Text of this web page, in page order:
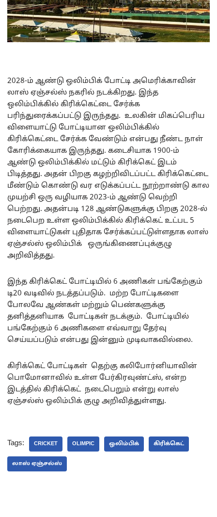
2028-ம் ஆண்டு ஒலிம்பிக் போட்டி அமெரிக்காவின்
லாஸ் ஏஞ்சல்ஸ் நகரில் நடக்கிறது. இந்த
ஒலிம்பிக்கில் கிரிக்கெட்டை சேர்க்க
பரிந்துரைக்கப்பட்டு இருந்தது. உலகின் மிகப்பெரிய
விளையாட்டு போட்டியான ஒலிம்பிக்கில்
கிரிக்கெட்டை சேர்க்க வேண்டும் என்பது நீண்ட நாள்
கோரிக்கையாக இருந்தது. கடைசியாக 1900-ம்
ஆண்டு ஒலிம்பிக்கில் மட்டும் கிரிக்கெட் இடம்
பிடித்தது. அதன் பிறகு கழற்றிவிடப்பட்ட கிரிக்கெட்டை
மீண்டும் கொண்டு வர எடுக்கப்பட்ட நூற்றாண்டு கால
முயற்சி ஒரு வழியாக 2023-ம் ஆண்டு வெற்றி
பெற்றது. அதன்படி 128 ஆண்டுகளுக்கு பிறகு 2028-ல்
நடைபெற உள்ள ஒலிம்பிக்கில் கிரிக்கெட் உட்பட 5
விளையாட்டுகள் புதிதாக சேர்க்கப்பட்டுள்ளதாக லாஸ்
ஏஞ்சல்ஸ் ஒலிம்பிக் ஒருங்கிணைப்புக்குழு
அறிவித்தது.
இந்த கிரிக்கெட் போட்டியில் 6 அணிகள் பங்கேற்கும்
டி20 வடிவில் நடத்தப்படும். மற்ற போட்டிகளை
போலவே ஆண்கள் மற்றும் பெண்களுக்கு
தனித்தனியாக போட்டிகள் நடக்கும். போட்டியில்
பங்கேற்கும் 6 அணிகளை எவ்வாறு தேர்வு
செய்யப்படும் என்பது இன்னும் முடிவாகவில்லை.
கிரிக்கெட் போட்டிகள் தெற்கு கலிபோர்னியாவின்
பொமோனாவில் உள்ள பேர்கிரவுண்ட்ஸ், என்ற
இடத்தில் கிரிக்கெட் நடைபெறும் என்று லாஸ்
ஏஞ்சல்ஸ் ஒலிம்பிக் குழு அறிவித்துள்ளது.
Tags: CRICKET OLIMPIC ஒலிம்பிக் கிரிக்கெட்
லாஸ் ஏஞ்சல்ஸ்